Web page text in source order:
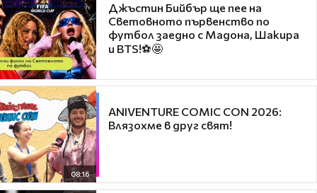
Джъстин Бийбър ще пее на
Световното първенство по
футбол заедно с Мадона, Шакира
и BTS!⚽🤩
08:16
ANIVENTURE COMIC CON 2026:
Влязохме в друг свят!